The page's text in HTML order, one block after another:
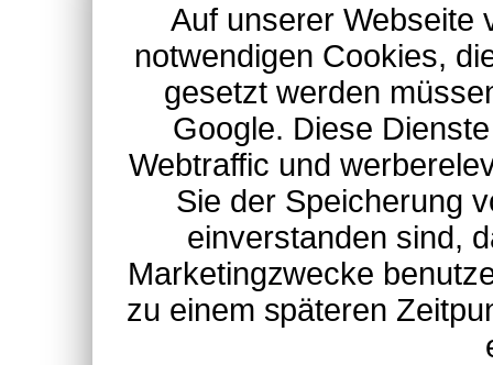
Auf unserer Webseite
notwendigen Cookies,
gesetzt werden
Google. Diese
Webtraffic und
Sie der Speicherung
einverstanden sind,
Marketingzwecke
zu einem späteren